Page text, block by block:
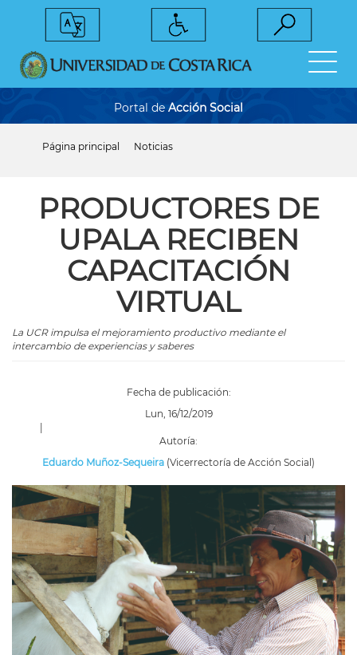
Portal de Acción Social
ayuda
navegación
Página principal Noticias
PRODUCTORES DE
UPALA RECIBEN
CAPACITACIÓN
VIRTUAL
La UCR impulsa el mejoramiento productivo mediante el
intercambio de experiencias y saberes
Fecha de publicación:
Lun, 16/12/2019
|
Autoría:
Eduardo Muñoz-Sequeira (Vicerrectoría de Acción Social)